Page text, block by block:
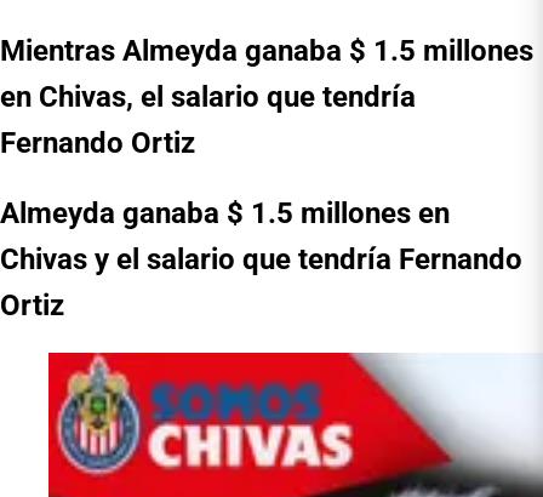
Mientras Almeyda ganaba $ 1.5 millones
en Chivas, el salario que tendría
Fernando Ortiz
Almeyda ganaba $ 1.5 millones en
Chivas y el salario que tendría Fernando
Ortiz